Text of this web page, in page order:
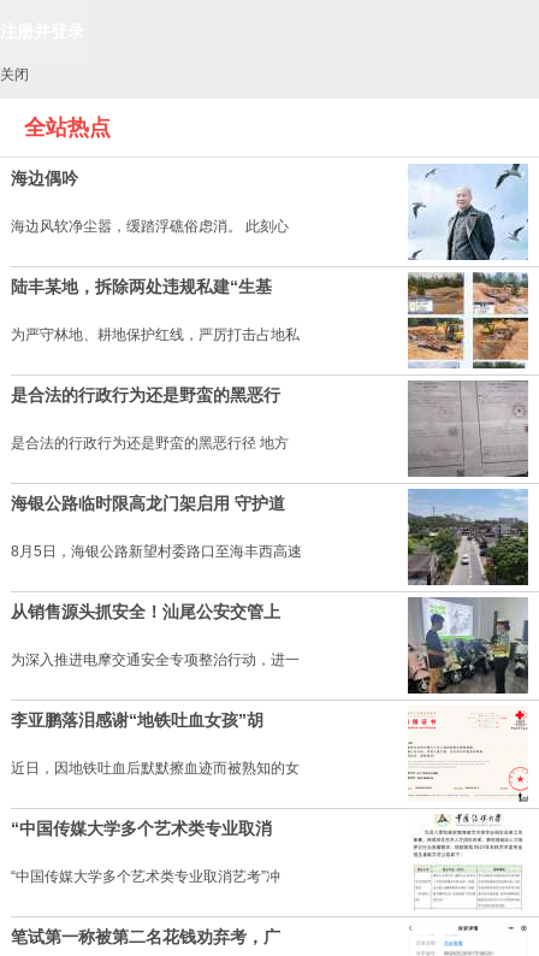
关闭
全站热点
海边偶吟
海边风软净尘嚣，缓踏浮礁俗虑消。 此刻心
陆丰某地，拆除两处违规私建“生基
为严守林地、耕地保护红线，严厉打击占地私
是合法的行政行为还是野蛮的黑恶行
是合法的行政行为还是野蛮的黑恶行径 地方
海银公路临时限高龙门架启用 守护道
8月5日，海银公路新望村委路口至海丰西高速
从销售源头抓安全！汕尾公安交管上
为深入推进电摩交通安全专项整治行动，进一
李亚鹏落泪感谢“地铁吐血女孩”胡
近日，因地铁吐血后默默擦血迹而被熟知的女
“中国传媒大学多个艺术类专业取消
“中国传媒大学多个艺术类专业取消艺考”冲
笔试第一称被第二名花钱劝弃考，广